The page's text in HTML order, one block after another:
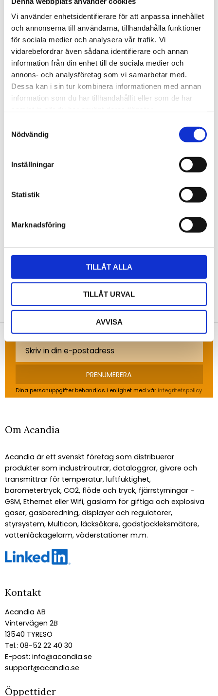
Vi använder enhetsidentifierare för att anpassa innehållet
och annonserna till användarna, tillhandahålla funktioner
för sociala medier och analysera vår trafik. Vi
vidarebefordrar även sådana identifierare och annan
information från din enhet till de sociala medier och
annons- och analysföretag som vi samarbetar med.
Dessa kan i sin tur kombinera informationen med annan
information som du har tillhandahållit eller som de har
Nödvändig
Inställningar
Statistik
Marknadsföring
TILLÅT ALLA
TILLÅT URVAL
AVVISA
Den handhållna gasdetektorn erbjuder tillförlitlig
prestanda med kraftfullt ljud-, visuellt- och
vibrerande larm.
STÄLL EN FRÅGA OM PRODUKTEN
Egenskaper Specifikationer
Omdömen
Anmäl dig till vårt nyhetsbrev och ta del av de
PRENUMERERA
Dina personuppgifter behandlas i enlighet med vår integritetspolicy.
Om Acandia
Acandia är ett svenskt företag som distribuerar
produkter som industriroutrar, dataloggrar, givare och
transmittrar för temperatur, luftfuktighet,
barometertryck, CO2, flöde och tryck, fjärrstyrningar -
GSM, Ethernet eller Wifi, gaslarm för giftiga och explosiva
gaser, gasberedning, displayer och regulatorer,
styrsystem, Multicon, läcksökare, godstjockleksmätare,
vattenläckagelarm, väderstationer m.m.
Kontakt
Acandia AB
Vintervägen 2B
13540 TYRESÖ
Tel.: 08-52 22 40 30
E-post: info@acandia.se
support@acandia.se
Öppettider